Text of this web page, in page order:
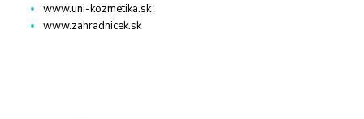
www.uni-kozmetika.sk
www.zahradnicek.sk